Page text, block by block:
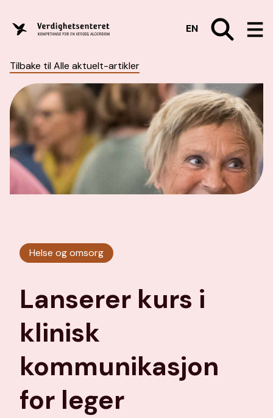
EN
Tilbake til Alle aktuelt-artikler
Helse og omsorg
Lanserer kurs i
klinisk
kommunikasjon
for leger